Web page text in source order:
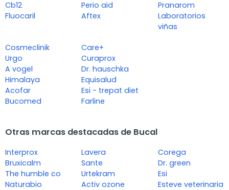
Cb12
Fluocaril
Perio aid
Aftex
Pranarom
Laboratorios
viñas
Cosmeclinik
Urgo
A vogel
Himalaya
Acofar
Bucomed
Care+
Curaprox
Dr. hauschka
Equisalud
Esi - trepat diet
Farline
Otras marcas destacadas de Bucal
Interprox
Bruxicalm
The humble co
Naturabio
Lavera
Sante
Urtekram
Activ ozone
Corega
Dr. green
Esi
Esteve veterinaria